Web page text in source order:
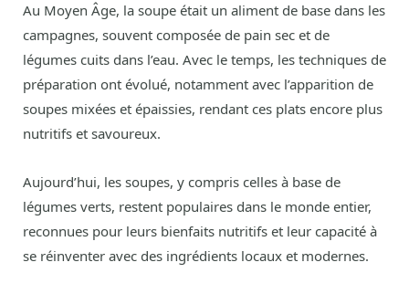
Au Moyen Âge, la soupe était un aliment de base dans les
campagnes, souvent composée de pain sec et de
légumes cuits dans l’eau. Avec le temps, les techniques de
préparation ont évolué, notamment avec l’apparition de
soupes mixées et épaissies, rendant ces plats encore plus
nutritifs et savoureux.
Aujourd’hui, les soupes, y compris celles à base de
légumes verts, restent populaires dans le monde entier,
reconnues pour leurs bienfaits nutritifs et leur capacité à
se réinventer avec des ingrédients locaux et modernes.